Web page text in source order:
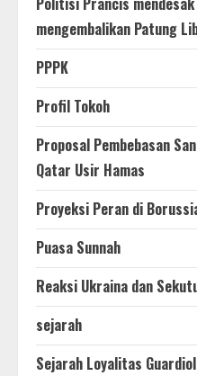
mengembalikan Patung
PPPK
Profil Tokoh
Proposal Pembebasan
Qatar Usir Hamas
Proyeksi Peran di
Puasa Sunnah
Reaksi Ukraina dan
sejarah
Sejarah Loyalitas